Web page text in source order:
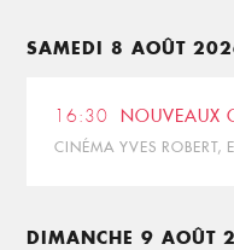
SAMEDI 8 AOÛT
16:30 NOUVEAUX
CINÉMA YVES ROBERT,
DIMANCHE 9 AOÛT